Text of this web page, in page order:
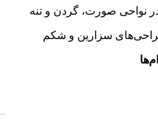
نواحی صورت، گردن و تنه
سزارین و شکم